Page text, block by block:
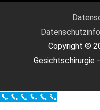
Copyright ©
Gesichtschirurgie
Call Now Button